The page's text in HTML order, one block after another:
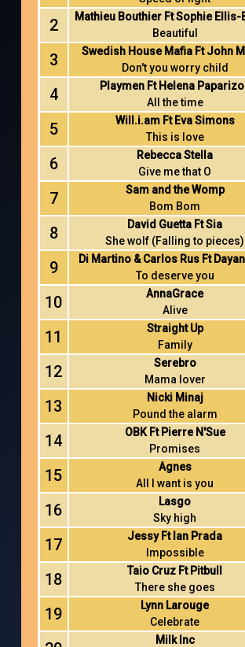
2
Mathieu Bouthier Ft Sophie Ellis-
Beautiful
3
Swedish House Mafia Ft John
Don't you worry child
4
Playmen Ft Helena
All the time
5
Will.i.am Ft Eva Simons
This is love
6
Rebecca Stella
Give me that O
7
Sam and the Womp
Bom Bom
8
David Guetta Ft Sia
She wolf (Falling to pieces)
9
Di Martino & Carlos Rus Ft
To deserve you
10
AnnaGrace
Alive
11
Straight Up
Family
12
Serebro
Mama lover
13
Nicki Minaj
Pound the alarm
14
OBK Ft Pierre N'Sue
Promises
15
Agnes
All I want is you
16
Lasgo
Sky high
17
Jessy Ft Ian Prada
Impossible
18
Taio Cruz Ft Pitbull
There she goes
19
Lynn Larouge
Celebrate
Milk Inc